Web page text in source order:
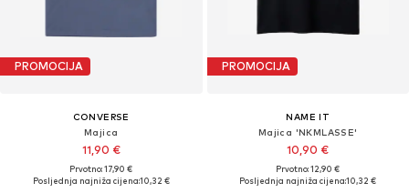
PROMOCIJA
CONVERSE
Majica
11,90 €
Prvotno: 17,90 €
Posljednja najniža cijena:10,32 €
PROMOCIJA
NAME IT
Majica 'NKMLASSE'
10,90 €
Prvotno: 12,90 €
Posljednja najniža cijena:10,32 €